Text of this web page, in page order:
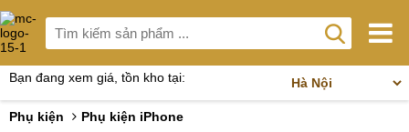
Bạn đang xem giá, tồn kho tại:
Phụ kiện Phụ kiện iPhone